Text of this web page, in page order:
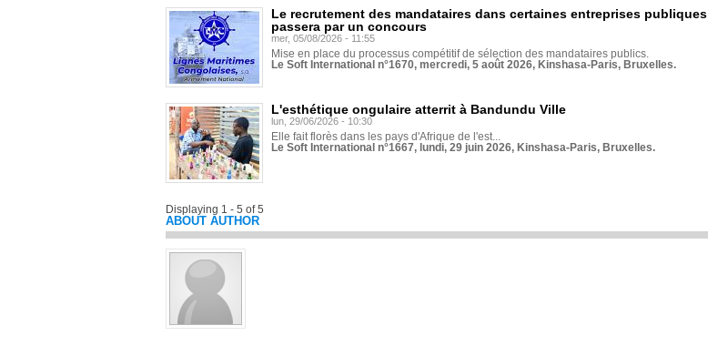
Le recrutement des mandataires dans certaines entreprises publiques
passera par un concours
mer, 05/08/2026 - 11:55
Mise en place du processus compétitif de sélection des mandataires publics.
Le Soft International n°1670, mercredi, 5 août 2026, Kinshasa-Paris, Bruxelles.
L'esthétique ongulaire atterrit à Bandundu Ville
lun, 29/06/2026 - 10:30
Elle fait florès dans les pays d'Afrique de l'est...
Le Soft International n°1667, lundi, 29 juin 2026, Kinshasa-Paris, Bruxelles.
Displaying 1 - 5 of 5
ABOUT AUTHOR